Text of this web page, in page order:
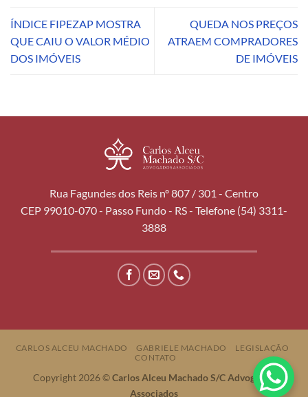
ÍNDICE FIPEZAP MOSTRA
QUE CAIU O VALOR MÉDIO
DOS IMÓVEIS
QUEDA NOS PREÇOS
ATRAEM COMPRADORES
DE IMÓVEIS
Rua Fagundes dos Reis nº 807 / 301 - Centro
CEP 99010-070 - Passo Fundo - RS - Telefone (54) 3311-
3888
CARLOS ALCEU MACHADO GABRIELE MACHADO
LEGISLAÇÃO
CONTATO
Copyright 2026 ©Carlos Alceu Machado S/C Advogados
Associados